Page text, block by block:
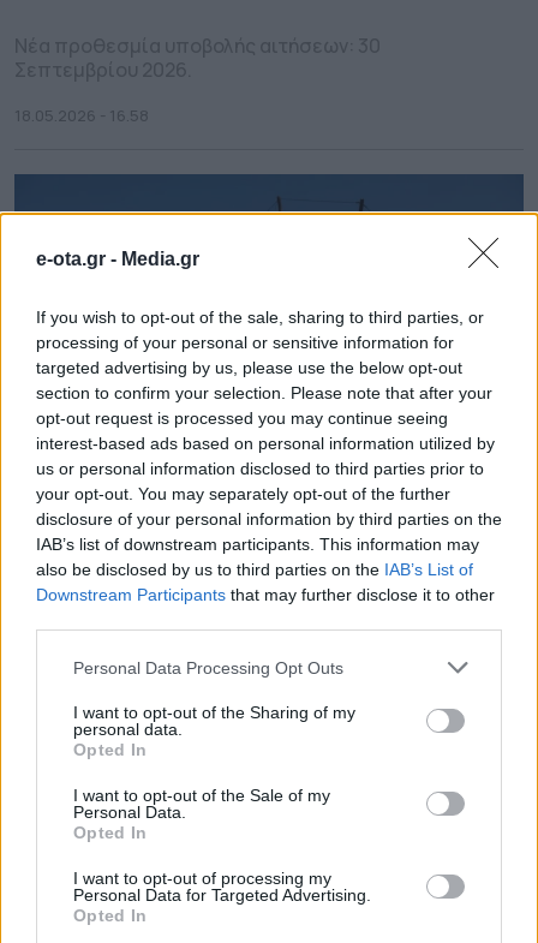
e-ota.gr - Media.gr
If you wish to opt-out of the sale, sharing to third parties, or
processing of your personal or sensitive information for
targeted advertising by us, please use the below opt-out
section to confirm your selection. Please note that after your
opt-out request is processed you may continue seeing
interest-based ads based on personal information utilized by
us or personal information disclosed to third parties prior to
your opt-out. You may separately opt-out of the further
disclosure of your personal information by third parties on the
IAB’s list of downstream participants. This information may
also be disclosed by us to third parties on the IAB’s List of
Downstream Participants that may further disclose it to other
Personal Data Processing Opt Outs
I want to opt-out of the Sharing of my
personal data.
Opted In
I want to opt-out of the Sale of my
Personal Data.
Opted In
I want to opt-out of processing my
Personal Data for Targeted Advertising.
Opted In
18.05.2026 - 16.58
Πρόγραμμα «e-Astypalea»:
Παρατείνεται η προθεσμία
υποβολής αιτήσεων
Σύμψωνα με ανακοίνωση του υπουργείου Υποδομών
87194 Κοινή Υπουργική Απόφαση (Β’ 2640/29.05.2025)
με την οποία η νέα προθεσμία υποβολής αιτήσεων
υπαγωγής στη δράση “e-astypalea” είναι η 31η
Δεκεμβρίου 2025 και η νέα ημερομηνία ολοκλήρωσης
Δεκεμβρίου 2026. Αιτήματα πληρωμής θα γίνονται […]
11.06.2025 - 12.26